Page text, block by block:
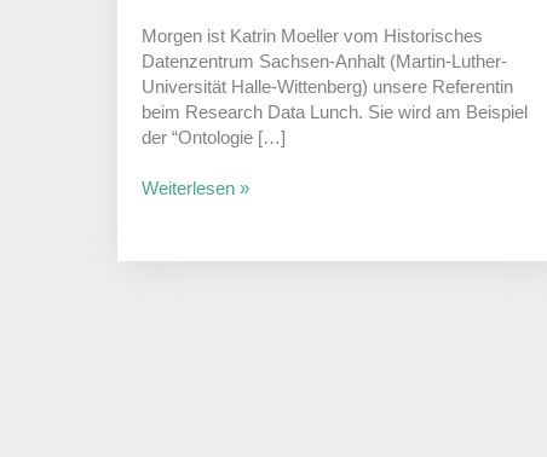
Morgen ist Katrin Moeller vom Histo­ri­sches
Daten­zen­trum Sachsen-Anhalt (Martin-Luther-
Univer­­­sität Halle-Witten­­berg) unsere Refe­rentin
beim Rese­arch Data Lunch. Sie wird am Beispiel
der “Onto­logie […]
Weiterlesen »